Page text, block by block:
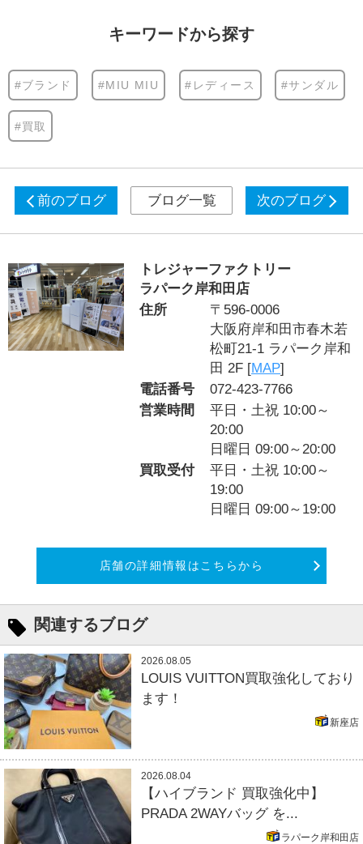
キーワードから探す
#ブランド #MIU MIU #レディース #サンダル
#買取
前のブログ ブログ一覧 次のブログ
トレジャーファクトリー
ラパーク岸和田店
住所
〒596-0006
大阪府岸和田市春木若
松町21-1 ラパーク岸和
田 2F [MAP]
電話番号
072-423-7766
営業時間
平日・土祝 10:00～
20:00
日曜日 09:00～20:00
買取受付
平日・土祝 10:00～
19:00
日曜日 09:00～19:00
店舗の詳細情報はこちらから
関連するブログ
2026.08.05
LOUIS VUITTON買取強化しており
ます！
新座店
2026.08.04
【ハイブランド 買取強化中】
PRADA 2WAYバッグ を...
ラパーク岸和田店